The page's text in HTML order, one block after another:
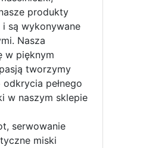
produkty
są wykonywane
Nasza
w pięknym
tworzymy
pełnego
w naszym sklepie
serwowanie
miski